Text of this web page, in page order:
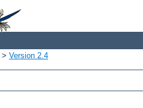
> Version 2.4